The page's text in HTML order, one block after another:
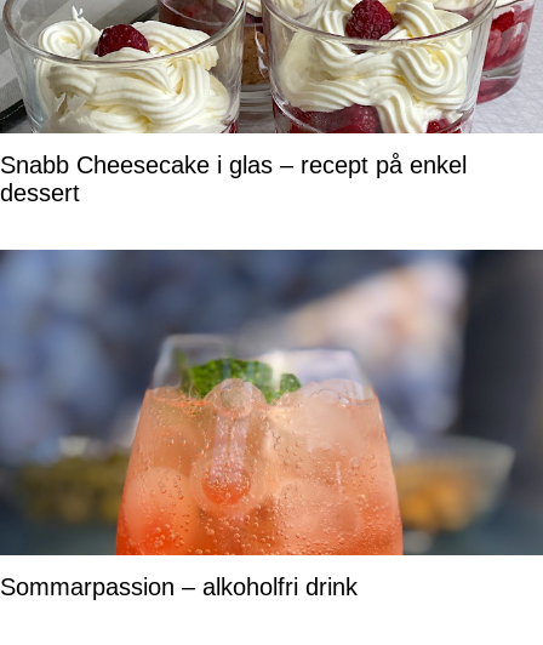
Snabb Cheesecake i glas – recept på enkel
dessert
Sommarpassion – alkoholfri drink